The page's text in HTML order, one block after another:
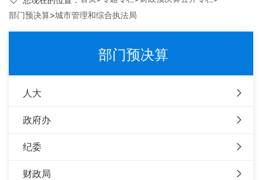
部门预决算>城市管理和综合执法局
部门预决算
人大
政府办
纪委
财政局